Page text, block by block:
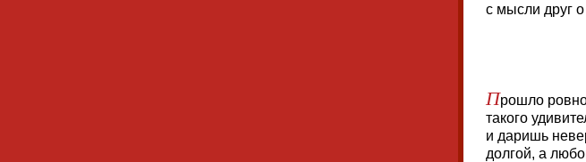
с мысли друг о
Прошло
такого
и даришь
долгой, а